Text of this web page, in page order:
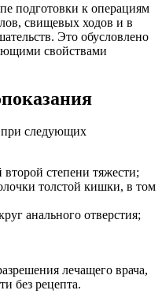
подготовки к операциям
свищевых ходов и в
Это обусловлено
свойствами
при следующих
степени тяжести;
толстой кишки, в том
анального отверстия;
лечащего врача,
без рецепта.